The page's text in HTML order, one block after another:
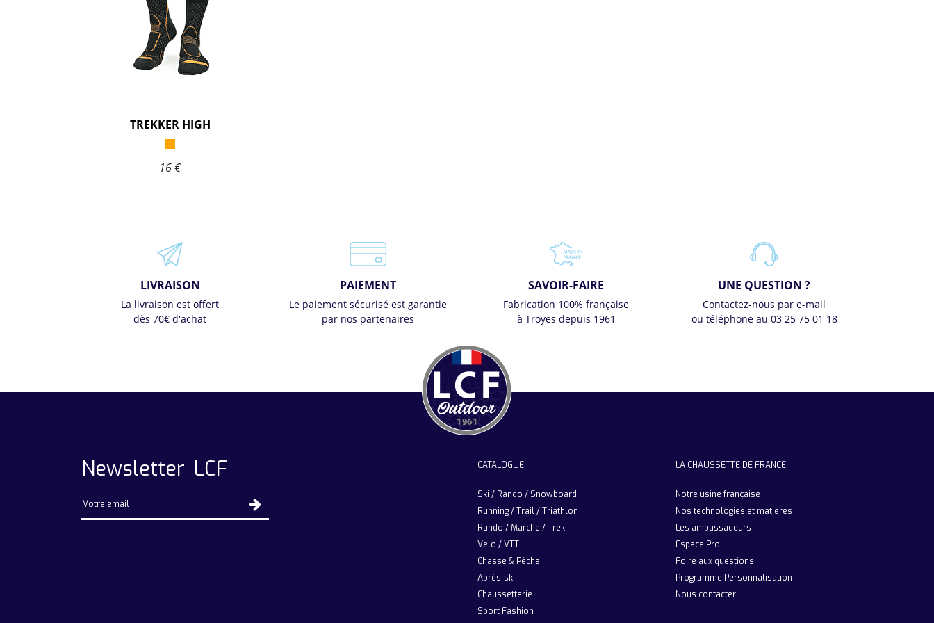
TREKKER HIGH
16 €
LIVRAISON
La livraison est offert
dès 70€ d'achat
PAIEMENT
Le paiement sécurisé est garantie
par nos partenaires
SAVOIR-FAIRE
Fabrication 100% française
à Troyes depuis 1961
UNE QUESTION ?
Contactez-nous par e-mail
ou téléphone au 03 25 75 01 18
Newsletter LCF CATALOGUE
Ski / Rando / Snowboard
Running / Trail / Triathlon
Rando / Marche / Trek
Velo / VTT
Chasse & Pêche
Après-ski
Chaussetterie
Sport Fashion
LA CHAUSSETTE DE FRANCE
Notre usine française
Nos technologies et matières
Les ambassadeurs
Espace Pro
Foire aux questions
Programme Personnalisation
Nous contacter